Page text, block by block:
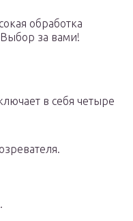
обработка
за вами!
в себя четыре